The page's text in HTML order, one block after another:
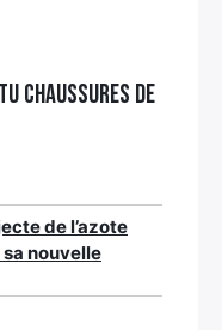
chaussures de
de l’azote
nouvelle